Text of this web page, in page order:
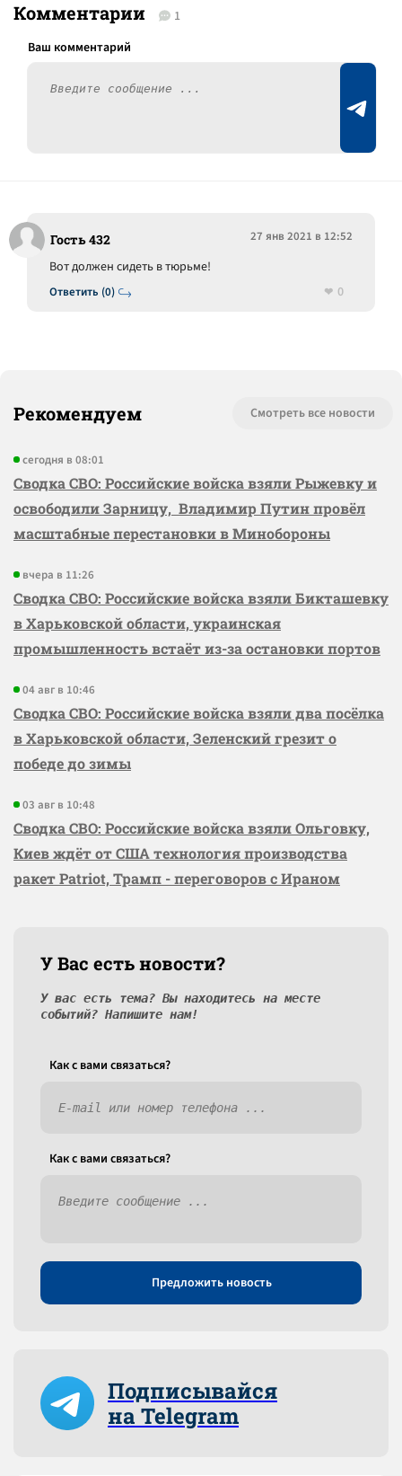
Комментарии 1
Гость 432 27 янв 2021 в 12:52
Ответить (0)
Вот должен сидеть в тюрьме!
0
Рекомендуем Смотреть все новости
сегодня в 08:01
Сводка СВО: Российские войска взяли Рыжевку и
освободили Зарницу, Владимир Путин провёл
масштабные перестановки в Минобороны
вчера в 11:26
Сводка СВО: Российские войска взяли Бикташевку
в Харьковской области, украинская
промышленность встаёт из-за остановки портов
04 авг в 10:46
Сводка СВО: Российские войска взяли два посёлка
в Харьковской области, Зеленский грезит о
победе до зимы
03 авг в 10:48
Сводка СВО: Российские войска взяли Ольговку,
Киев ждёт от США технология производства
ракет Patriot, Трамп - переговоров с Ираном
У Вас есть новости?
У вас есть тема? Вы находитесь на месте
событий? Напишите нам!
Как c вами связаться?
Как c вами связаться?
Предложить новость
Подписывайся
на Telegram